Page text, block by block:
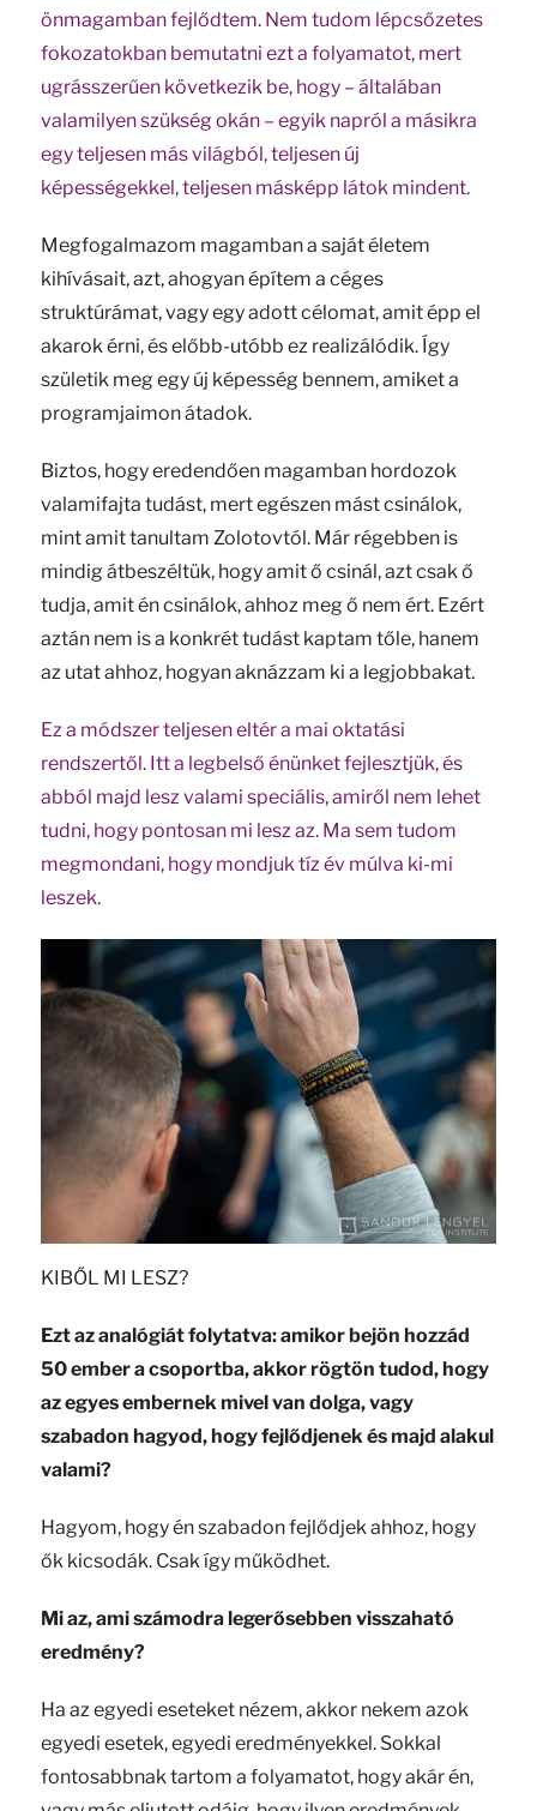
önmagamban fejlődtem. Nem tudom lépcsőzetes
fokozatokban bemutatni ezt a folyamatot, mert
ugrásszerűen következik be, hogy – általában
valamilyen szükség okán – egyik napról a másikra
egy teljesen más világból, teljesen új
képességekkel, teljesen másképp látok mindent.
Megfogalmazom magamban a saját életem
kihívásait, azt, ahogyan építem a céges
struktúrámat, vagy egy adott célomat, amit épp el
akarok érni, és előbb-utóbb ez realizálódik. Így
születik meg egy új képesség bennem, amiket a
programjaimon átadok.
Biztos, hogy eredendően magamban hordozok
valamifajta tudást, mert egészen mást csinálok,
mint amit tanultam Zolotovtól. Már régebben is
mindig átbeszéltük, hogy amit ő csinál, azt csak ő
tudja, amit én csinálok, ahhoz meg ő nem ért. Ezért
aztán nem is a konkrét tudást kaptam tőle, hanem
az utat ahhoz, hogyan aknázzam ki a legjobbakat.
Ez a módszer teljesen eltér a mai oktatási
rendszertől. Itt a legbelső énünket fejlesztjük, és
abból majd lesz valami speciális, amiről nem lehet
tudni, hogy pontosan mi lesz az. Ma sem tudom
megmondani, hogy mondjuk tíz év múlva ki-mi
leszek.
KIBŐL MI LESZ?
Ezt az analógiát folytatva: amikor bejön hozzád
50 ember a csoportba, akkor rögtön tudod, hogy
az egyes embernek mivel van dolga, vagy
szabadon hagyod, hogy fejlődjenek és majd alakul
valami?
Hagyom, hogy én szabadon fejlődjek ahhoz, hogy
ők kicsodák. Csak így működhet.
Mi az, ami számodra legerősebben visszaható
eredmény?
Ha az egyedi eseteket nézem, akkor nekem azok
egyedi esetek, egyedi eredményekkel. Sokkal
fontosabbnak tartom a folyamatot, hogy akár én,